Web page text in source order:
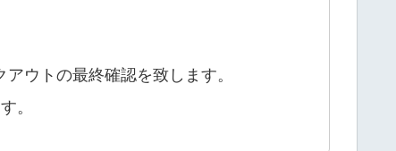
ウトの最終確認を致します。
。